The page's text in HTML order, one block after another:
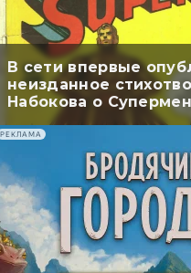
В сети впервые
неизданное
Набокова о
перевели
РЕКЛАМА